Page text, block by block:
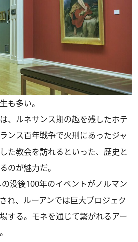
も多い。
、ルネサンス期の趣を残したホテ
ンス百年戦争で火刑にあったジャ
た教会を訪れるといった、歴史と
のが魅力だ。
没後100年のイベントがノルマン
れ、ルーアンでは巨大プロジェク
する。モネを通じて繋がれるアー